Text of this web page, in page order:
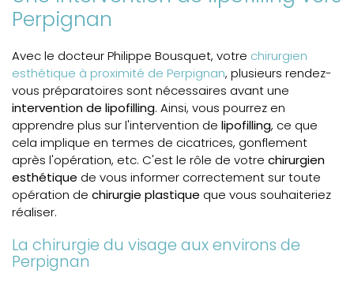
Perpignan
Avec le docteur Philippe Bousquet, votre chirurgien
esthétique à proximité de Perpignan, plusieurs rendez-
vous préparatoires sont nécessaires avant une
intervention de lipofilling. Ainsi, vous pourrez en
apprendre plus sur l'intervention de lipofilling, ce que
cela implique en termes de cicatrices, gonflement
après l'opération, etc. C'est le rôle de votre chirurgien
esthétique de vous informer correctement sur toute
opération de chirurgie plastique que vous souhaiteriez
réaliser.
La chirurgie du visage aux environs de
Perpignan